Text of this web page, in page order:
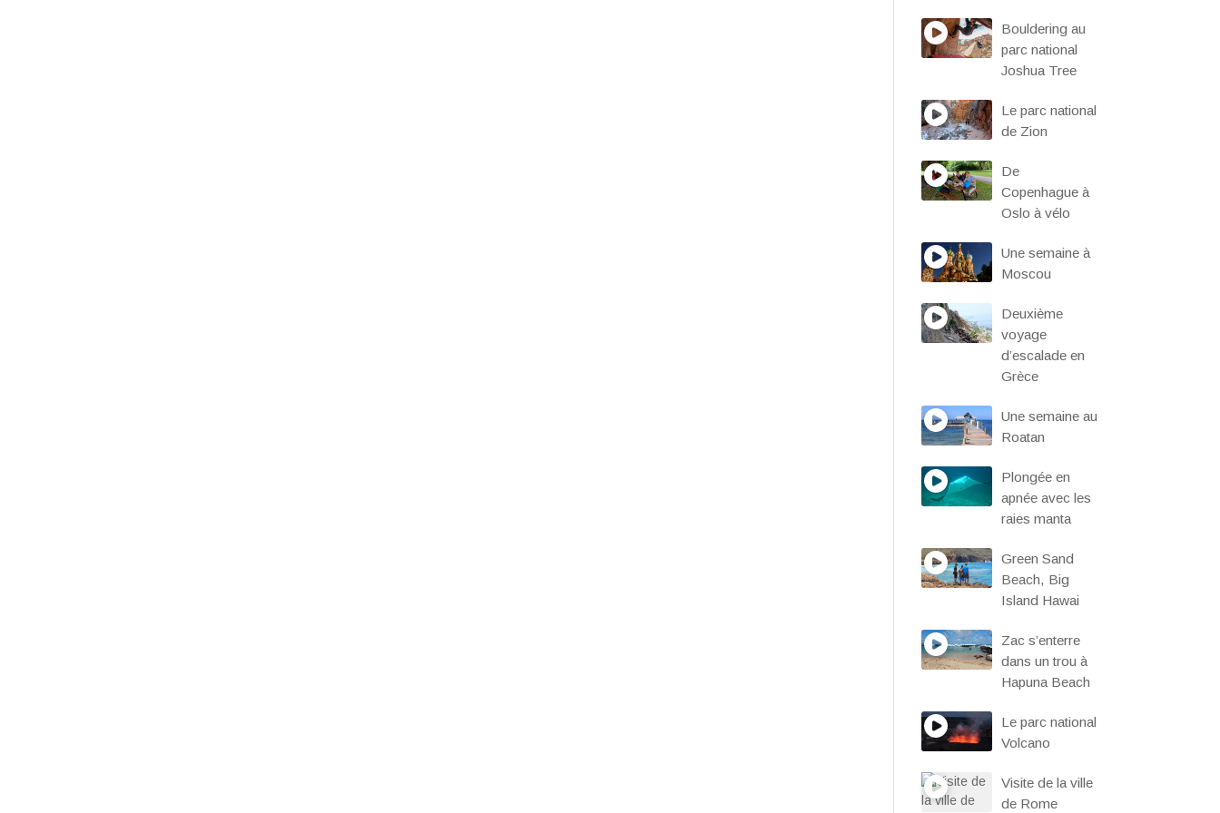
Bouldering au
parc national
Joshua Tree
Le parc national
de Zion
De
Copenhague à
Oslo à vélo
Une semaine à
Moscou
Deuxième
voyage
d’escalade en
Grèce
Une semaine au
Roatan
Plongée en
apnée avec les
raies manta
Green Sand
Beach, Big
Island Hawai
Zac s’enterre
dans un trou à
Hapuna Beach
Le parc national
Volcano
Visite de la ville
de Rome